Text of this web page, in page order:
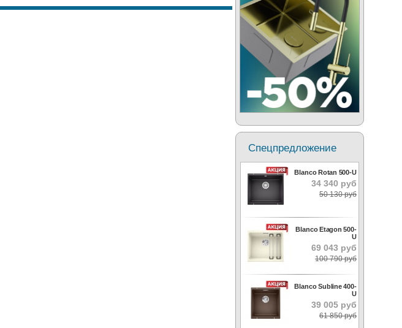
Спецпредложение
Blanco Rotan 500-U
34 340 руб
50 130 руб
Blanco Etagon 500-
U
69 043 руб
100 790 руб
Blanco Subline 400-
U
39 005 руб
61 850 руб